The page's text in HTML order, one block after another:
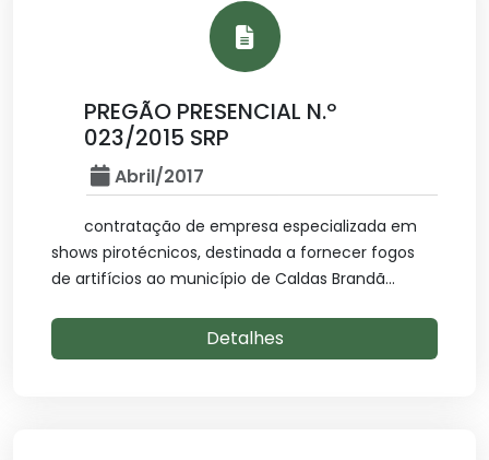
PREGÃO PRESENCIAL N.º
023/2015 SRP
Abril/2017
contratação de empresa especializada em
shows pirotécnicos, destinada a fornecer fogos
de artifícios ao município de Caldas Brandã...
Detalhes